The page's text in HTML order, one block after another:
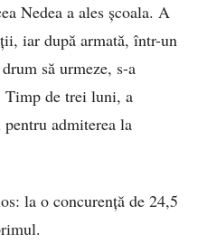
Nedea a ales școala. A
iar după armată, într-un
să urmeze, s-a
Timp de trei luni, a
admiterea la
la o concurență de 24,5